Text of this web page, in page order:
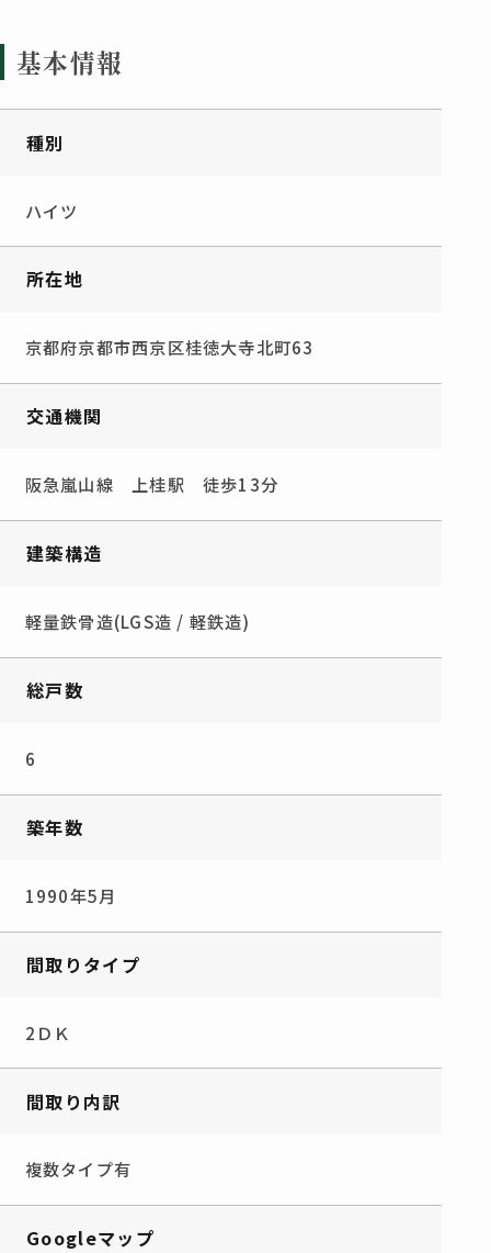
基本情報
種別
ハイツ
所在地
京都府京都市西京区桂徳大寺北町63
交通機関
阪急嵐山線 上桂駅 徒歩13分
建築構造
軽量鉄骨造(LGS造 / 軽鉄造)
総戸数
6
築年数
1990年5月
間取りタイプ
2ＤＫ
間取り内訳
複数タイプ有
Googleマップ